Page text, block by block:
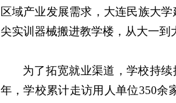
区域产业发展需求，大连民族大
尖实训器械搬进教学楼，从大一
为了拓宽就业渠道，学校持
年，学校累计走访用人单位350余